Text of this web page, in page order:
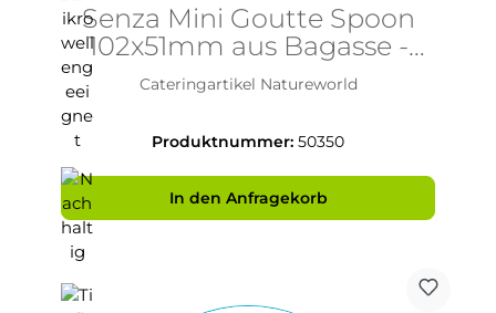
Senza Mini Goutte Spoon
102x51mm aus Bagasse -
PFAS-frei & nachhaltig
Cateringartikel Natureworld
Produktnummer: 50350
In den Anfragekorb